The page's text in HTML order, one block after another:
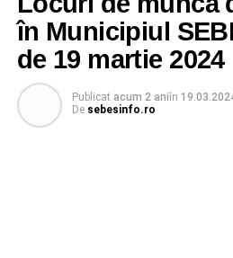
în Municipiul
de 19 martie 2024
Publicat acum 2 aniîn
De sebesinfo.ro